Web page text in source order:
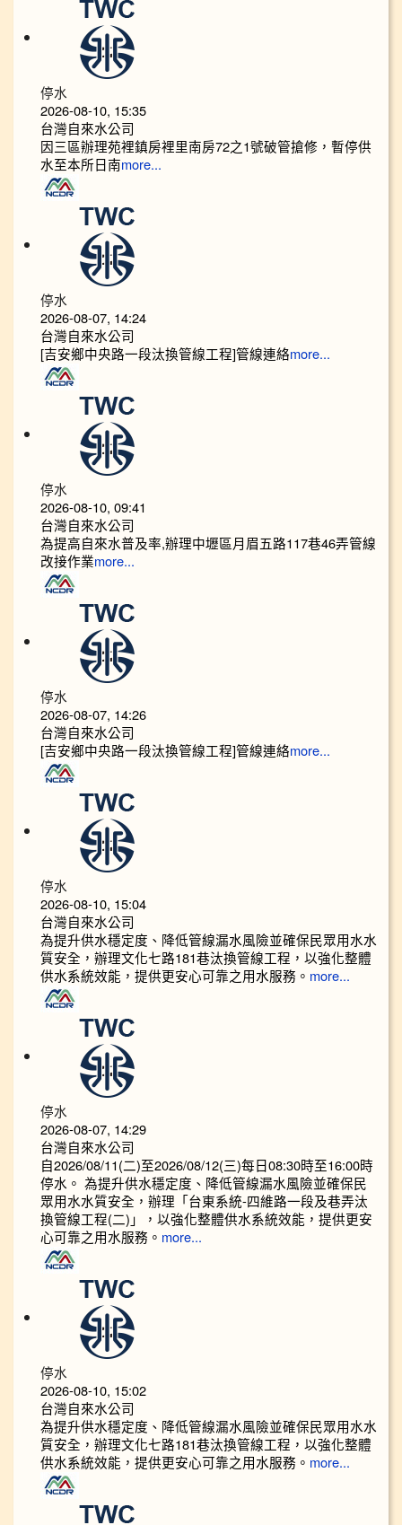
停水
2026-08-10, 15:35
台灣自來水公司
因三區辦理苑裡鎮房裡里南房72之1號破管搶修，暫停供
水至本所日南more...
停水
2026-08-07, 14:24
台灣自來水公司
[吉安鄉中央路一段汰換管線工程]管線連絡more...
停水
2026-08-10, 09:41
台灣自來水公司
為提高自來水普及率,辦理中壢區月眉五路117巷46弄管線
改接作業more...
停水
2026-08-07, 14:26
台灣自來水公司
[吉安鄉中央路一段汰換管線工程]管線連絡more...
停水
2026-08-10, 15:04
台灣自來水公司
為提升供水穩定度、降低管線漏水風險並確保民眾用水水
質安全，辦理文化七路181巷汰換管線工程，以強化整體
供水系統效能，提供更安心可靠之用水服務。 more...
停水
2026-08-07, 14:29
台灣自來水公司
自2026/08/11(二)至2026/08/12(三)每日08:30時至16:00時
停水。 為提升供水穩定度、降低管線漏水風險並確保民
眾用水水質安全，辦理「台東系統-四維路一段及巷弄汰
換管線工程(二)」，以強化整體供水系統效能，提供更安
心可靠之用水服務。 more...
停水
2026-08-10, 15:02
台灣自來水公司
為提升供水穩定度、降低管線漏水風險並確保民眾用水水
質安全，辦理文化七路181巷汰換管線工程，以強化整體
供水系統效能，提供更安心可靠之用水服務。 more...